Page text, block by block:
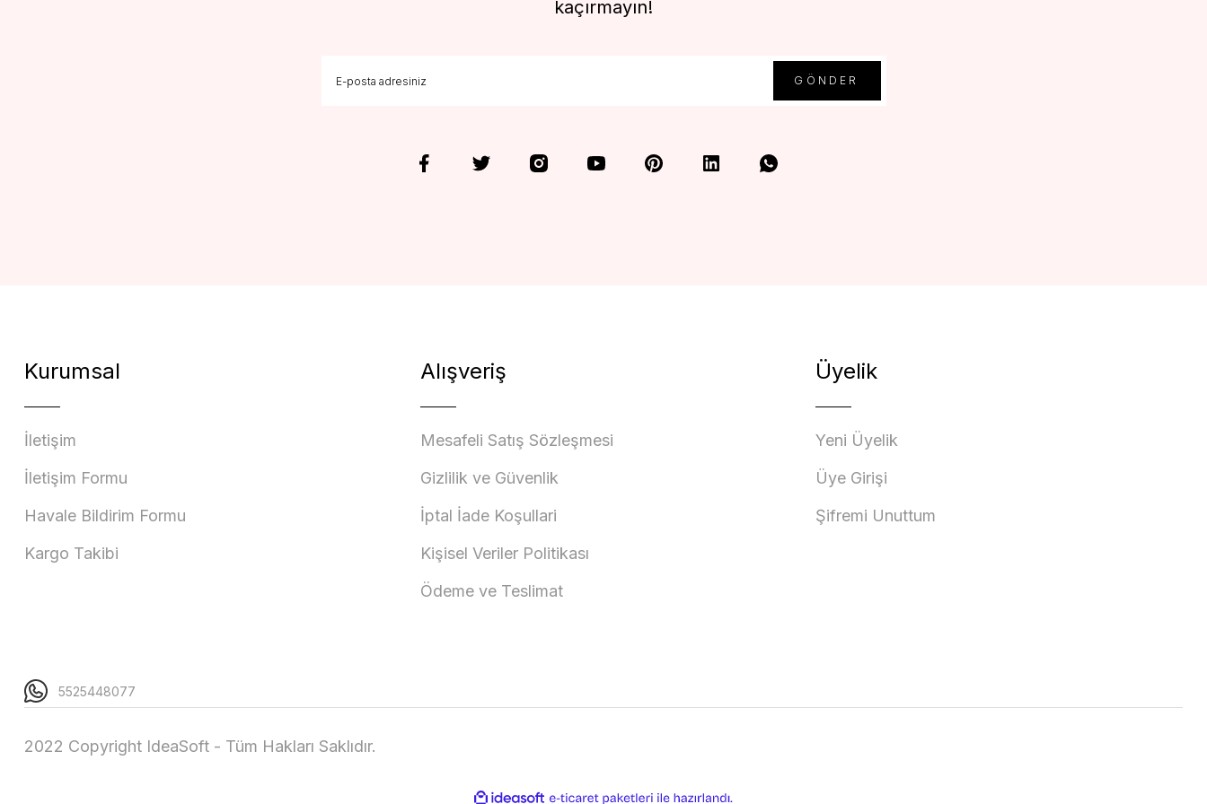
kaçırmayın!
GÖNDER
Kurumsal
İletişim
İletişim Formu
Havale Bildirim Formu
Kargo Takibi
Alışveriş
Mesafeli Satış Sözleşmesi
Gizlilik ve Güvenlik
İptal İade Koşullari
Kişisel Veriler Politikası
Ödeme ve Teslimat
Üyelik
Yeni Üyelik
Üye Girişi
Şifremi Unuttum
5525448077
2022 Copyright IdeaSoft - Tüm Hakları Saklıdır.
ideasoft e-